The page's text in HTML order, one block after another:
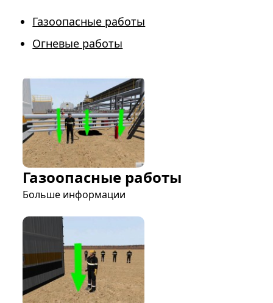
Газоопасные работы
Огневые работы
Газоопасные работы
Больше информации